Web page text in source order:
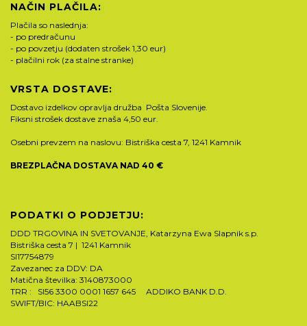
NAČIN PLAČILA:
Plačila so naslednja:
- po predračunu
- po povzetju (dodaten strošek 1,30 eur)
- plačilni rok (za stalne stranke)
VRSTA DOSTAVE:
Dostavo izdelkov opravlja družba Pošta Slovenije.
Fiksni strošek dostave znaša 4,50 eur.
Osebni prevzem na naslovu: Bistriška cesta 7, 1241 Kamnik
BREZPLAČNA DOSTAVA NAD 40 €
PODATKI O PODJETJU:
DDD TRGOVINA IN SVETOVANJE, Katarzyna Ewa Slapnik s.p.
Bistriška cesta 7 | 1241 Kamnik
SI17754879
Zavezanec za DDV: DA
Matična številka: 3140873000
TRR : SI56 3300 0001 1657 645 ADDIKO BANK D.D.
SWIFT/BIC: HAABSI22